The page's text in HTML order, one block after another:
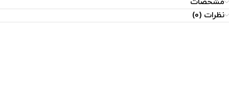
نظرات (0)